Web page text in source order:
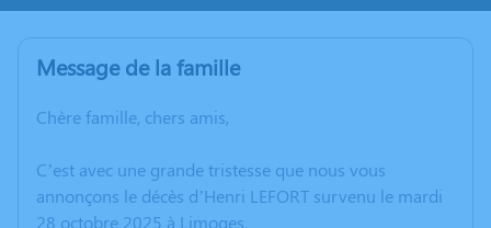
Message de la famille
Chère famille, chers amis,
C’est avec une grande tristesse que nous vous
annonçons le décès d’Henri LEFORT survenu le mardi
28 octobre 2025 à Limoges.